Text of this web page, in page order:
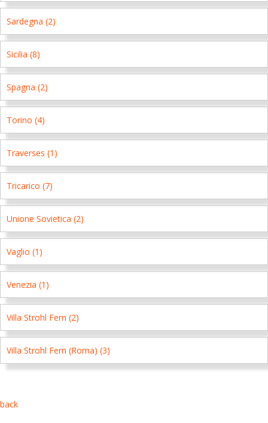
Sardegna (2)
Sicilia (8)
Spagna (2)
Torino (4)
Traverses (1)
Tricarico (7)
Unione Sovietica (2)
Vaglio (1)
Venezia (1)
Villa Strohl Fern (2)
Villa Strohl Fern (Roma) (3)
back